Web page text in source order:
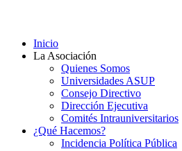
Inicio
La Asociación
Quienes Somos
Universidades ASUP
Consejo Directivo
Dirección Ejecutiva
Comités Intrauniversitarios
¿Qué Hacemos?
Incidencia Política Pública